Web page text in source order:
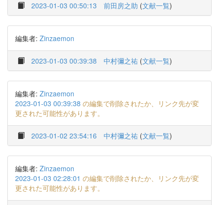
2023-01-03 00:50:13 前田房之助 (文献一覧)
編集者: Zinzaemon
2023-01-03 00:39:38 中村彌之祐 (文献一覧)
編集者: Zinzaemon
2023-01-03 00:39:38 の編集で削除されたか、リンク先が変
更された可能性があります。
2023-01-02 23:54:16 中村彌之祐 (文献一覧)
編集者: Zinzaemon
2023-01-03 02:28:01 の編集で削除されたか、リンク先が変
更された可能性があります。